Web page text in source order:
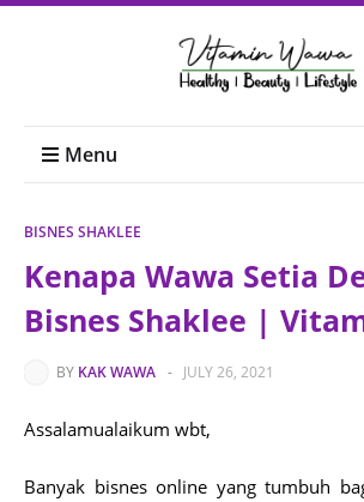
Menu
BISNES SHAKLEE
Kenapa Wawa Setia
Bisnes Shaklee |
BY KAK WAWA - JULY 26, 2021
Assalamualaikum wbt,
Banyak bisnes online yang tumbuh